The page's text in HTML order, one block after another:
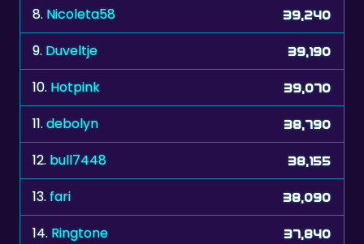
8. Nicoleta58 39,240
9. Duveltje 39,190
10. Hotpink 39,070
11.debolyn 38,790
12. bull7448 38,155
13.fari 38,090
14. Ringtone 37,840